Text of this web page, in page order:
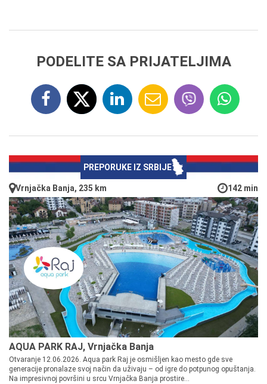
PODELITE SA PRIJATELJIMA
PREPORUKE IZ SRBIJE
Vrnjačka Banja, 235 km 142 min
AQUA PARK RAJ, Vrnjačka Banja
Otvaranje 12.06.2026. Aqua park Raj je osmišljen kao mesto gde sve
generacije pronalaze svoj način da uživaju – od igre do potpunog opuštanja.
Na impresivnoj površini u srcu Vrnjačka Banja prostire...